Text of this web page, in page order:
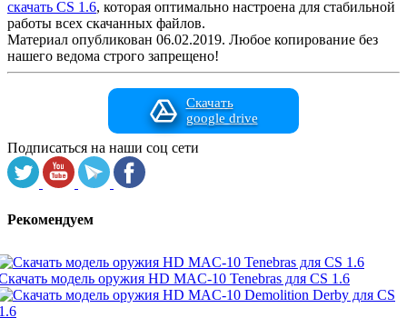
скачать CS 1.6, которая оптимально настроена для стабильной
работы всех скачанных файлов.
Материал опубликован 06.02.2019. Любое копирование без
нашего ведома строго запрещено!
Скачать
google drive
Подписаться на наши соц сети
Рекомендуем
модель оружия HD MAC-10 Tenebras для CS 1.6